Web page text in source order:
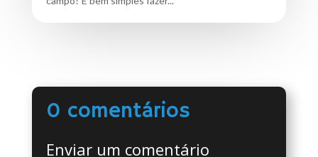
0 comentários
Enviar um comentário